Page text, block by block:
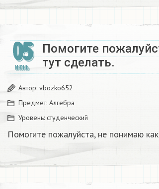
05
ИЮНЬ
Помогите
тут сделать.
Автор: vbozko652
Предмет: Алгебра
Уровень: студенческий
Помогите пожалуйста, не понимаю